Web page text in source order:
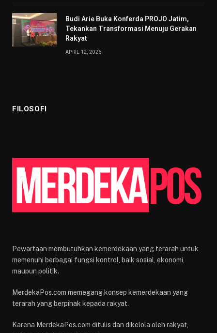
Budi Arie Buka Konferda PROJO Jatim,
Tekankan Transformasi Menuju Gerakan
Rakyat
APRIL 12, 2026
FILOSOFI
Pewartaan membutuhkan kemerdekaan yang terarah untuk
memenuhi berbagai fungsi kontrol, baik sosial, ekonomi,
maupun politik.
MerdekaPos.com memegang konsep kemerdekaan yang
terarah yang berpihak kepada rakyat.
Karena MerdekaPos.com ditulis dan dikelola oleh rakyat,